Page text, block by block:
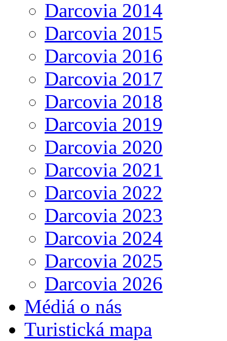
Darcovia 2014
Darcovia 2015
Darcovia 2016
Darcovia 2017
Darcovia 2018
Darcovia 2019
Darcovia 2020
Darcovia 2021
Darcovia 2022
Darcovia 2023
Darcovia 2024
Darcovia 2025
Darcovia 2026
Médiá o nás
Turistická mapa